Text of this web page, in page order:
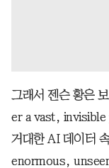
그래서 젠슨 황은
er a vast, invisible
거대한 AI 데이터
enormous,